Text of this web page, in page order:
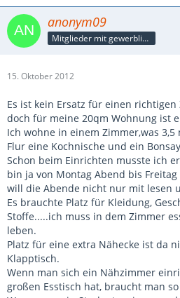
anonym09
Mitglieder mit gewerblicher Verbindung, auch als Mitarbeiter/in
15. Oktober 2012
Es ist kein Ersatz für einen
doch für meine 20qm Wohnung ist
Ich wohne in einem Zimmer,was
Flur eine Kochnische und ein
Schon beim Einrichten musste ich
bin ja von Montag Abend bis
will die Abende nicht nur mit lesen
Es brauchte Platz für Kleidung,
Stoffe.....ich muss in dem Zimmer
leben.
Platz für eine extra Nähecke ist da
Klapptisch.
Wenn man sich ein Nähzimmer
großen Esstisch hat, braucht man